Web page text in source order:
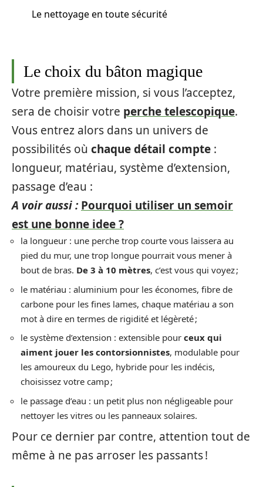
Le nettoyage en toute sécurité
Le choix du bâton magique
Votre première mission, si vous l’acceptez,
sera de choisir votre perche telescopique.
Vous entrez alors dans un univers de
possibilités où chaque détail compte :
longueur, matériau, système d’extension,
passage d’eau :
A voir aussi : Pourquoi utiliser un semoir
est une bonne idee ?
la longueur : une perche trop courte vous laissera au
pied du mur, une trop longue pourrait vous mener à
bout de bras. De 3 à 10 mètres, c’est vous qui voyez ;
le matériau : aluminium pour les économes, fibre de
carbone pour les fines lames, chaque matériau a son
mot à dire en termes de rigidité et légèreté ;
le système d’extension : extensible pour ceux qui
aiment jouer les contorsionnistes, modulable pour
les amoureux du Lego, hybride pour les indécis,
choisissez votre camp ;
le passage d’eau : un petit plus non négligeable pour
nettoyer les vitres ou les panneaux solaires.
Pour ce dernier par contre, attention tout de
même à ne pas arroser les passants !